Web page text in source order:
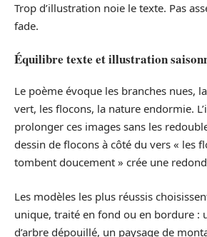
Trop d’illustration noie le texte. Pas
fade.
Équilibre texte et illustration
Le poème évoque les branches nues,
vert, les flocons, la nature endormie.
prolonger ces images sans les
dessin de flocons à côté du vers « les
tombent doucement » crée une
Les modèles les plus réussis
unique, traité en fond ou en bordure :
d’arbre dépouillé, un paysage de